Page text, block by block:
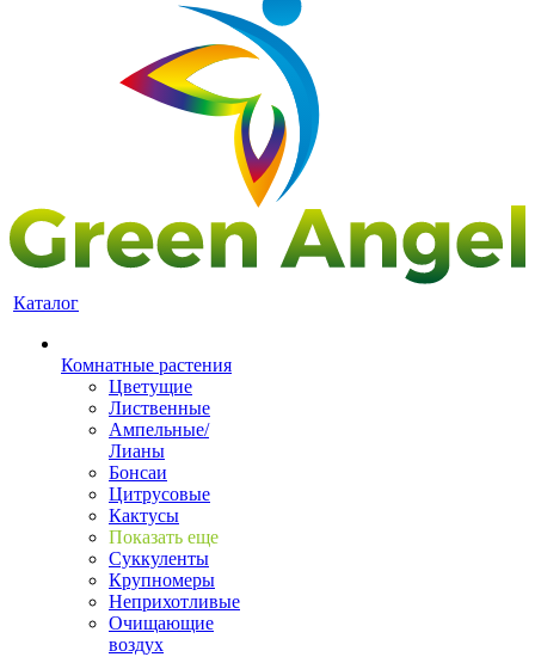
Каталог
Комнатные растения
Цветущие
Лиственные
Ампельные/
Лианы
Бонсаи
Цитрусовые
Кактусы
Показать еще
Суккуленты
Крупномеры
Неприхотливые
Очищающие
воздух